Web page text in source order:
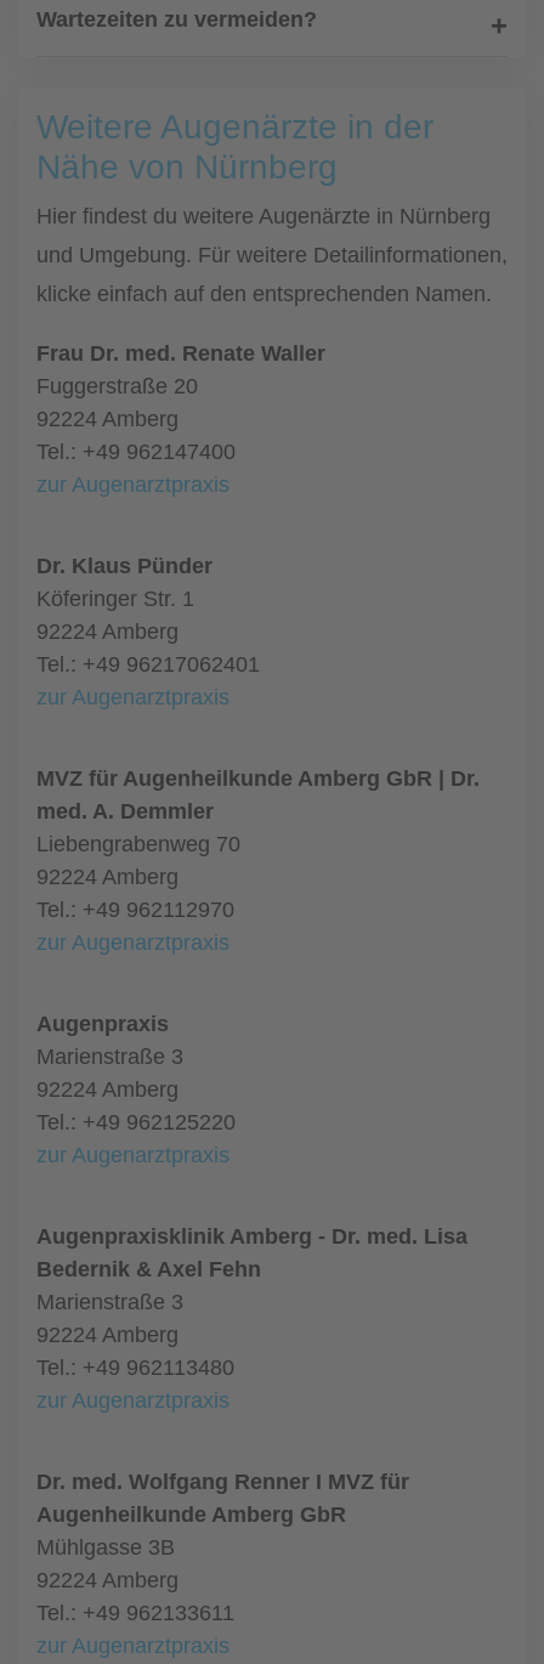
Wartezeiten zu vermeiden?
Weitere Augenärzte in der
Nähe von Nürnberg
Hier findest du weitere Augenärzte in Nürnberg
und Umgebung. Für weitere Detailinformationen,
klicke einfach auf den entsprechenden Namen.
Frau Dr. med. Renate Waller
Fuggerstraße 20
92224 Amberg
Tel.: +49 962147400
zur Augenarztpraxis
Dr. Klaus Pünder
Köferinger Str. 1
92224 Amberg
Tel.: +49 96217062401
zur Augenarztpraxis
MVZ für Augenheilkunde Amberg GbR | Dr.
med. A. Demmler
Liebengrabenweg 70
92224 Amberg
Tel.: +49 962112970
zur Augenarztpraxis
Augenpraxis
Marienstraße 3
92224 Amberg
Tel.: +49 962125220
zur Augenarztpraxis
Augenpraxisklinik Amberg - Dr. med. Lisa
Bedernik & Axel Fehn
Marienstraße 3
92224 Amberg
Tel.: +49 962113480
zur Augenarztpraxis
Dr. med. Wolfgang Renner I MVZ für
Augenheilkunde Amberg GbR
Mühlgasse 3B
92224 Amberg
Tel.: +49 962133611
zur Augenarztpraxis